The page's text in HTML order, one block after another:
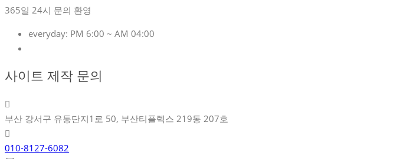
365일 24시 문의 환영
everyday: PM 6:00 ~ AM 04:00
사이트 제작 문의
부산 강서구 유통단지1로 50, 부산티플렉스 219동 207호
010-8127-6082